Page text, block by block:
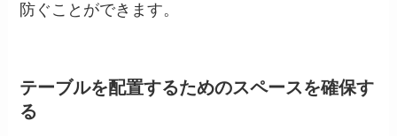
防ぐことができます。
テーブルを配置するためのスペースを確保す
る